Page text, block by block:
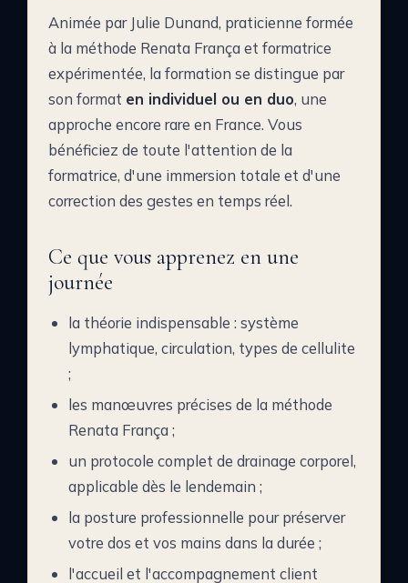
Animée par Julie Dunand, praticienne formée
à la méthode Renata França et formatrice
expérimentée, la formation se distingue par
son format en individuel ou en duo, une
approche encore rare en France. Vous
bénéficiez de toute l'attention de la
formatrice, d'une immersion totale et d'une
correction des gestes en temps réel.
Ce que vous apprenez en une
journée
la théorie indispensable : système
lymphatique, circulation, types de cellulite
;
les manœuvres précises de la méthode
Renata França ;
un protocole complet de drainage corporel,
applicable dès le lendemain ;
la posture professionnelle pour préserver
votre dos et vos mains dans la durée ;
l'accueil et l'accompagnement client